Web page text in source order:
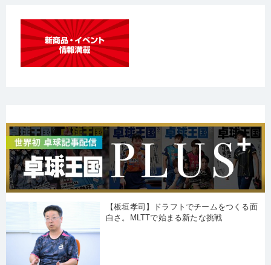
【板垣孝司】ドラフトでチームをつくる面
白さ。MLTTで始まる新たな挑戦